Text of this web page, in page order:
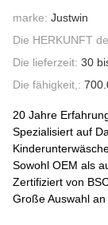
marke: Justwin
Die HERKUNFT
Die lieferzeit: 30
Die fähigkeit,:
20 Jahre
Spezialisiert auf
Sowohl OEM als
Zertifiziert von
Große Auswahl